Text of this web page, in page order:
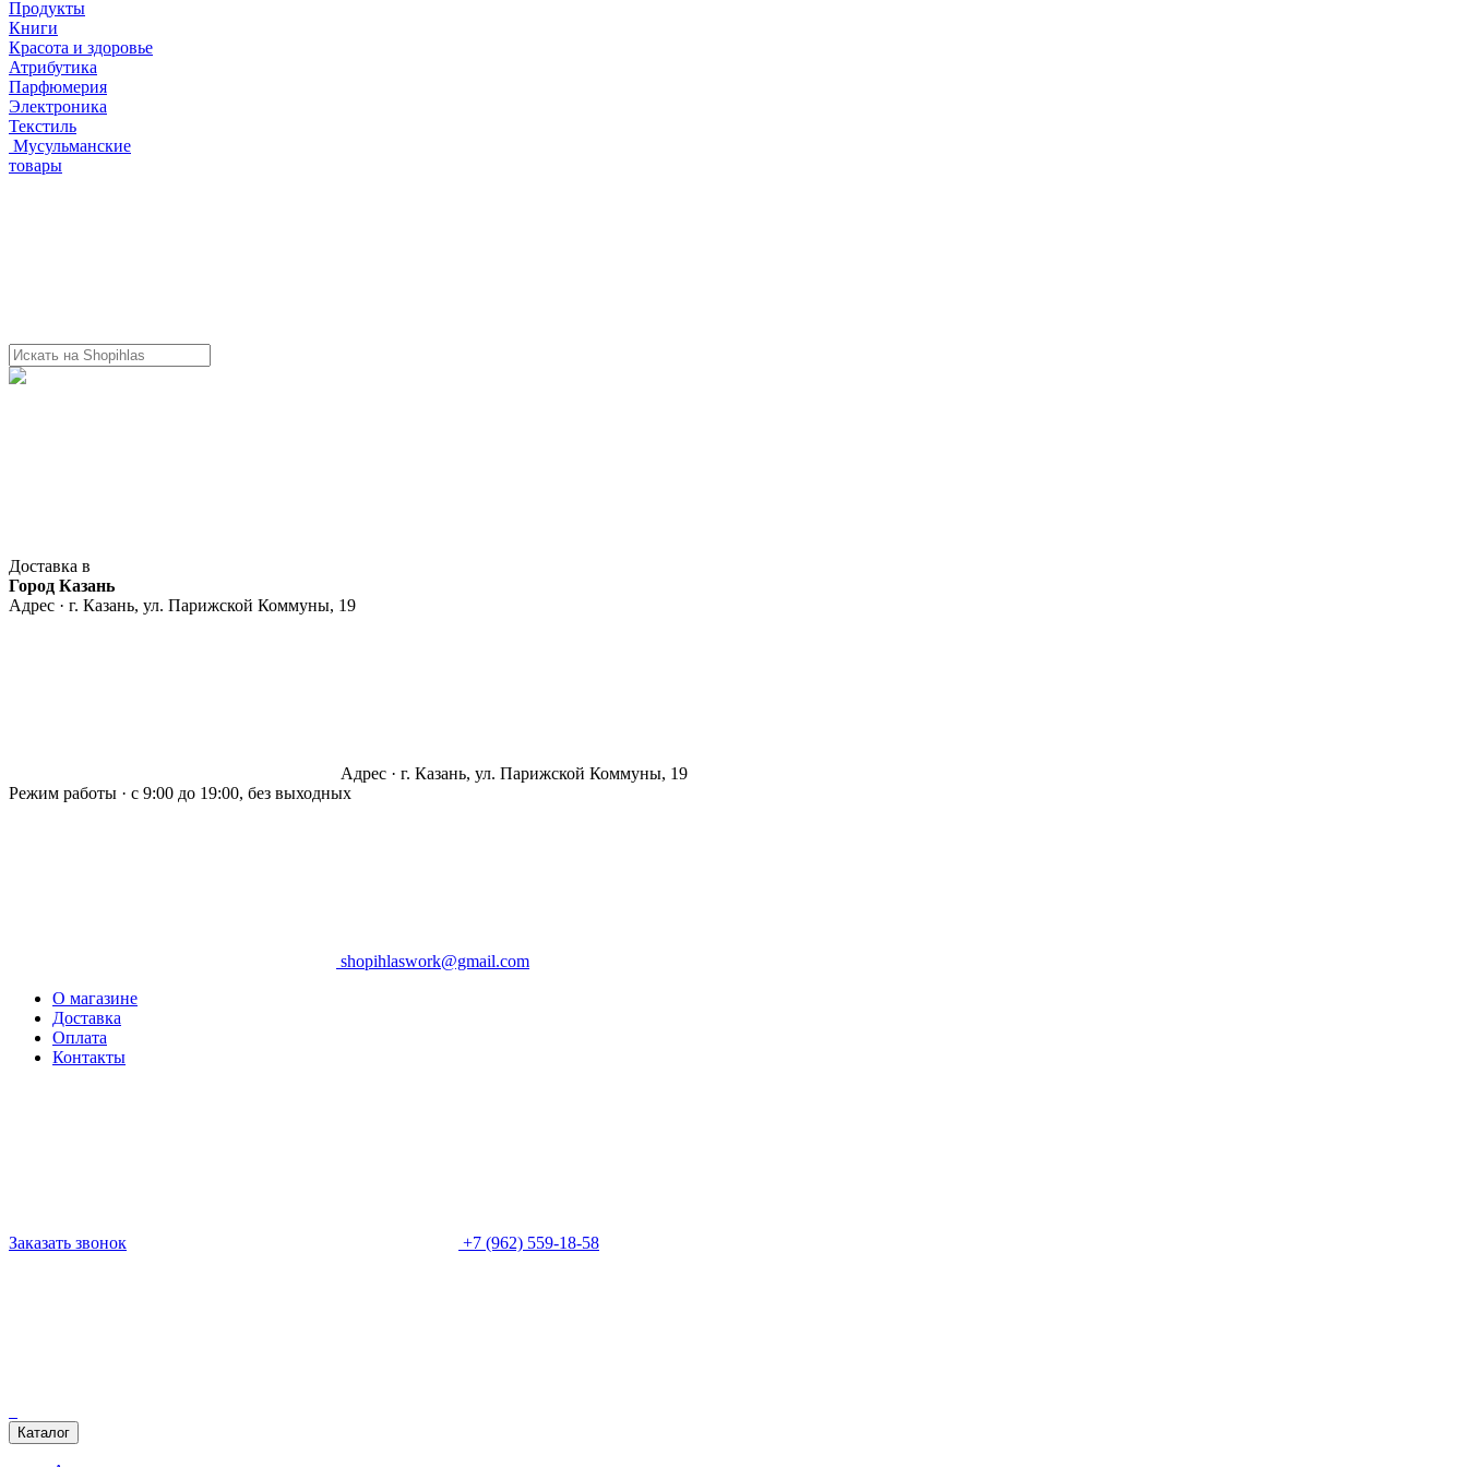
Продукты
Книги
Красота и здоровье
Атрибутика
Парфюмерия
Электроника
Текстиль
Мусульманские
товары
Доставка в
Город Казань
Адрес · г. Казань, ул. Парижской Коммуны, 19
Адрес · г. Казань, ул. Парижской Коммуны, 19
Режим работы · с 9:00 до 19:00, без выходных
shopihlaswork@gmail.com
О магазине
Доставка
Оплата
Контакты
Заказать звонок +7 (962) 559-18-58
Каталог